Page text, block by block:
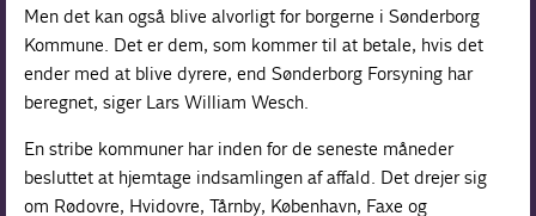
Men det kan også blive alvorligt for borgerne i Sønderborg
Kommune. Det er dem, som kommer til at betale, hvis det
ender med at blive dyrere, end Sønderborg Forsyning har
beregnet, siger Lars William Wesch.
En stribe kommuner har inden for de seneste måneder
besluttet at hjemtage indsamlingen af affald. Det drejer sig
om Rødovre, Hvidovre, Tårnby, København, Faxe og